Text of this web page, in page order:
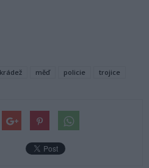
krádež měď policie trojice